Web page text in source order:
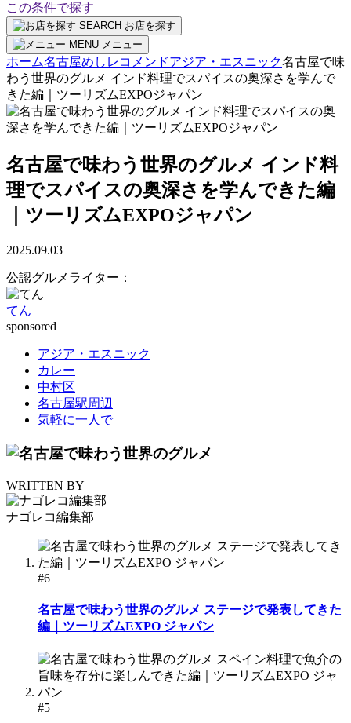
この条件で探す
SEARCH お店を探す
MENU メニュー
ホーム名古屋めしレコメンドアジア・エスニック名古屋で味
わう世界のグルメ インド料理でスパイスの奥深さを学んで
きた編｜ツーリズムEXPOジャパン
名古屋で味わう世界のグルメ インド料
理でスパイスの奥深さを学んできた編
｜ツーリズムEXPOジャパン
2025.09.03
公認グルメライター：
てん
sponsored
アジア・エスニック
カレー
中村区
名古屋駅周辺
気軽に一人で
WRITTEN BY
ナゴレコ編集部
#6
名古屋で味わう世界のグルメ ステージで発表してきた
編｜ツーリズムEXPO ジャパン
#5